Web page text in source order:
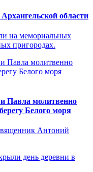
области
на мемориальных
пригородах.
Павла молитвенно
Белого моря
Антоний